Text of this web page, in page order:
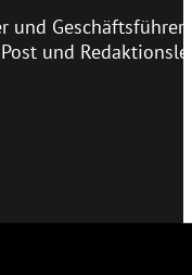
Geschäftsführer
und